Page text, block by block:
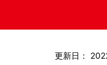
更新日：